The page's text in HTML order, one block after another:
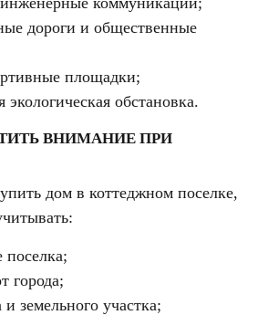
дороги и общественные
площадки;
экологическая обстановка.
ВНИМАНИЕ ПРИ
дом в коттеджном поселке,
поселка;
города;
земельного участка;